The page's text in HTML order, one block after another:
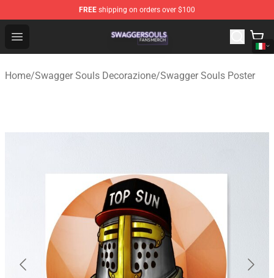
FREE shipping on orders over $100
Open menu
Swagger Souls Shop - Official Swagger Souls
Home/Swagger Souls Decorazione/Swagger Souls Poster